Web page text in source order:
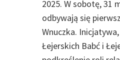
2025. W sobotę, 31
odbywają się
Wnuczka.
Łejerskich Babć i